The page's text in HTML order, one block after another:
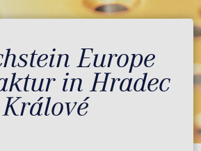
Europe
in Hradec
Králové